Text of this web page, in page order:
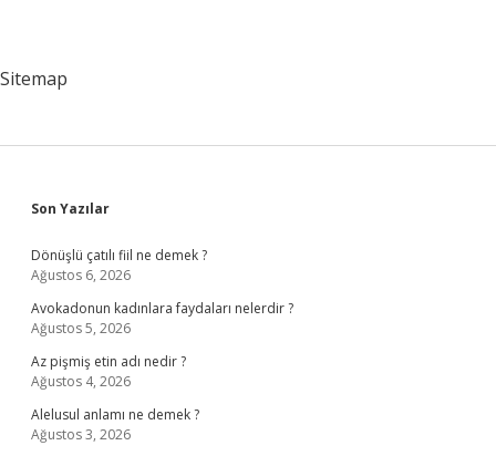
Sitemap
Sidebar
Son Yazılar
Dönüşlü çatılı fiil ne demek ?
Ağustos 6, 2026
Avokadonun kadınlara faydaları nelerdir ?
Ağustos 5, 2026
Az pişmiş etin adı nedir ?
Ağustos 4, 2026
Alelusul anlamı ne demek ?
Ağustos 3, 2026